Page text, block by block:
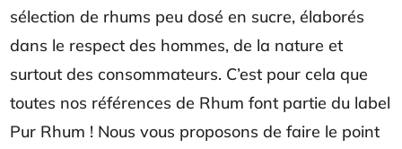
sélection de rhums peu dosé en sucre, élaborés
dans le respect des hommes, de la nature et
surtout des consommateurs. C’est pour cela que
toutes nos références de Rhum font partie du label
Pur Rhum ! Nous vous proposons de faire le point